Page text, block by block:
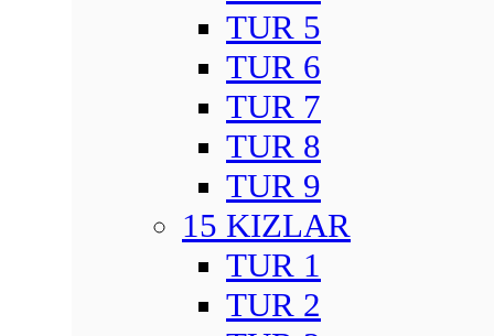
TUR 5
TUR 6
TUR 7
TUR 8
TUR 9
15 KIZLAR
TUR 1
TUR 2